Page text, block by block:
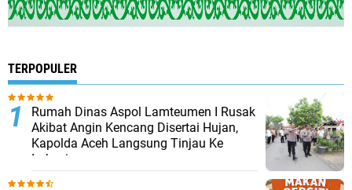
TERPOPULER
Rumah Dinas Aspol Lamteumen I Rusak
Akibat Angin Kencang Disertai Hujan,
Kapolda Aceh Langsung Tinjau Ke
Lokasi